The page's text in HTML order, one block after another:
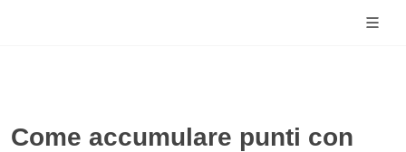
Come accumulare punti con